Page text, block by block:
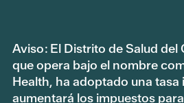
Aviso: El Distrito de Salud del
que opera bajo el nombre
Health, ha adoptado una
aumentará los impuestos